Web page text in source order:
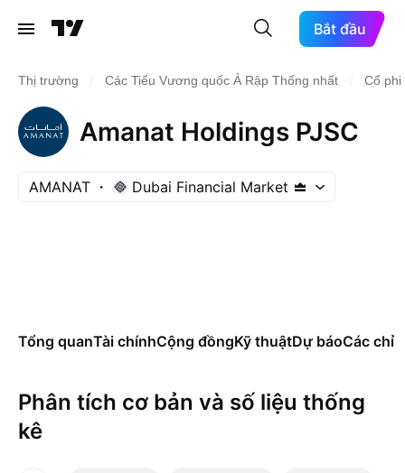
Bắt đầu
Thị trường Các Tiểu Vương quốc Ả Rập Thống nhất Cổ
Amanat Holdings PJSC
AMANAT Dubai Financial Market
Tổng quanTài chínhCộng đồngKỹ thuậtDự báoCác chỉ
Phân tích cơ bản và số liệu thống
kê